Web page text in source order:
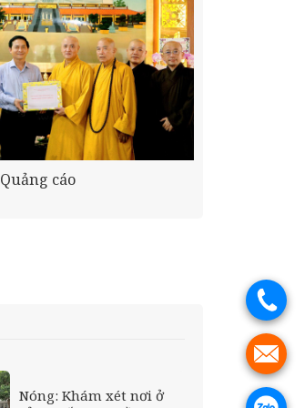
Quảng cáo
Nóng: Khám xét nơi ở
.
.